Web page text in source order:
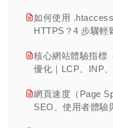
第八章｜站外 SEO
第九章｜在地 SEO
第十章｜電商
垃圾訊息機器人是
Cluster 架構與分
步驟與 4 種修復做
文 SEO 完整指南
名原則與 AI 搜尋
內部連結 SEO 戰
Link 配置與 7 個常
Sitemap 是什麼？
完整教學
網站架構規劃 5 大
服務區域商家 SEO
教學
「附近的」搜尋優
含地理意圖
查看此分類全部文章 →
商品變體 SEO : 多
策略與 canonical
分頁 SEO 怎麼設
的 3 種替代方案
缺貨／下架商品
Product，Schema
如何使用
HTTPS？4 步驟輕
核心網站體驗指標
優化｜LCP、INP
網頁速度（Page
SEO、使用者體驗